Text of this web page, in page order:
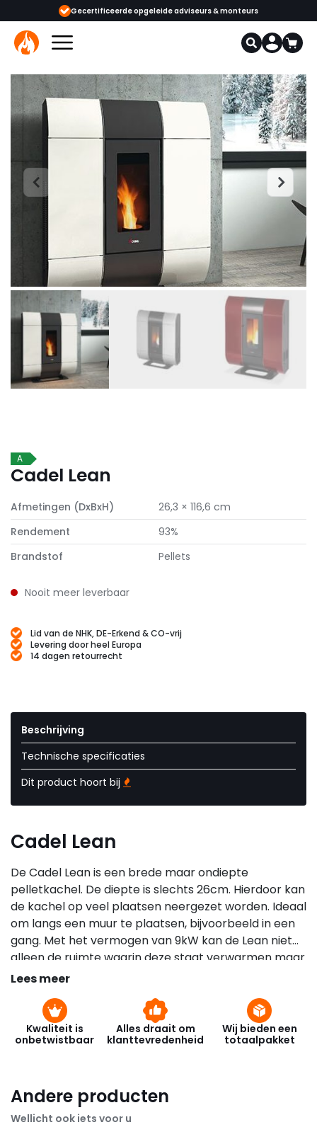
adviseurs & monteurs 1000+ kachels en haarden in onze showrooms
A
Cadel Lean
Afmetingen (DxBxH)
26,3 × 116,6 cm
Rendement
93%
Brandstof
Pellets
Nooit meer leverbaar
Lid van de NHK, DE-Erkend & CO-vrij
Levering door heel Europa
14 dagen retourrecht
Beschrijving
Technische specificaties
Dit product hoort bij
Cadel Lean
De Cadel Lean is een brede maar ondiepte
pelletkachel. De diepte is slechts 26cm. Hierdoor kan
de kachel op veel plaatsen neergezet worden. Ideaal
om langs een muur te plaatsen, bijvoorbeeld in een
gang. Met het vermogen van 9kW kan de Lean niet
alleen de ruimte waarin deze staat verwarmen maar
ook 2 andere vertrekken. Deze pelletkachel is
wordt de warme lucht verder verspreid door het
gehele huis.
Lees meer
Kwaliteit is
onbetwistbaar
Alles draait om
klanttevredenheid
Wij bieden een
totaalpakket
Andere producten
Wellicht ook iets voor u